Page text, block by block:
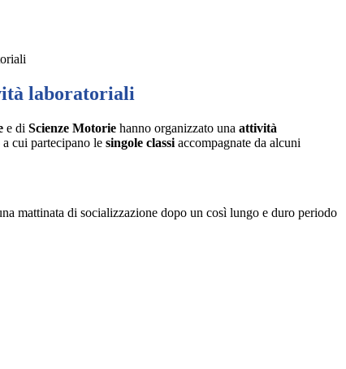
laboratoriali
e di Scienze Motorie hanno organizzato una attività
a cui partecipano le singole classi accompagnate da alcuni
mattinata di socializzazione dopo un così lungo e duro periodo